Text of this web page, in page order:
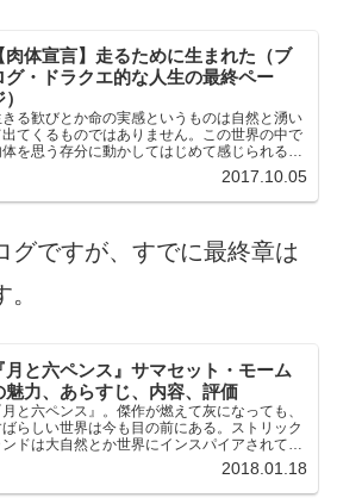
肉体宣言】走るために生まれた（ブ
グ・ドラクエ的な人生の最終ペー
きる歓びとか命の実感というものは自然と湧い
出てくるものではありません。この世界の中で
体を思う存分に動かしてはじめて感じられるも
2017.10.05
ですが、すでに最終章は
月と六ペンス』サマセット・モーム
魅力、あらすじ、内容、評価
月と六ペンス』。傑作が燃えて灰になっても、
らしい世界は今も目の前にある。ストリック
ンドは大自然とか世界にインスパイアされて傑
を書き上げたけれど、彼の傑作がなくなって
、傑作を生みだした母体である自然や世界は目
前にまだ残っています。何ら損なわれたものは
2018.01.18